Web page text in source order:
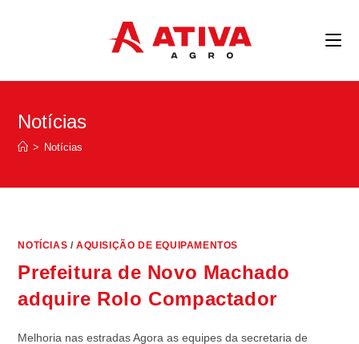
Notícias
> Notícias
NOTÍCIAS /AQUISIÇÃO DE EQUIPAMENTOS
Prefeitura de Novo Machado
adquire Rolo Compactador
Melhoria nas estradas Agora as equipes da secretaria de